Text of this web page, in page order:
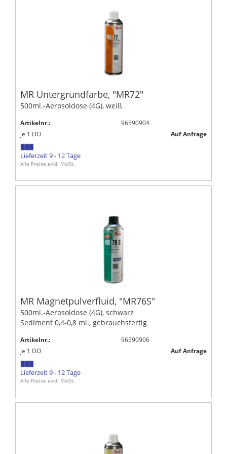
MR Untergrundfarbe, "MR72"
500ml.-Aerosoldose (4G), weiß
Artikelnr.:
96590904
je 1 DO Auf Anfrage
Lieferzeit 9 - 12 Tage
Alle Preise exkl. MwSt.
MR Magnetpulverfluid, "MR76S"
500ml.-Aerosoldose (4G), schwarz
Sediment 0,4-0,8 ml., gebrauchsfertig
Artikelnr.:
96590906
je 1 DO Auf Anfrage
Lieferzeit 9 - 12 Tage
Alle Preise exkl. MwSt.